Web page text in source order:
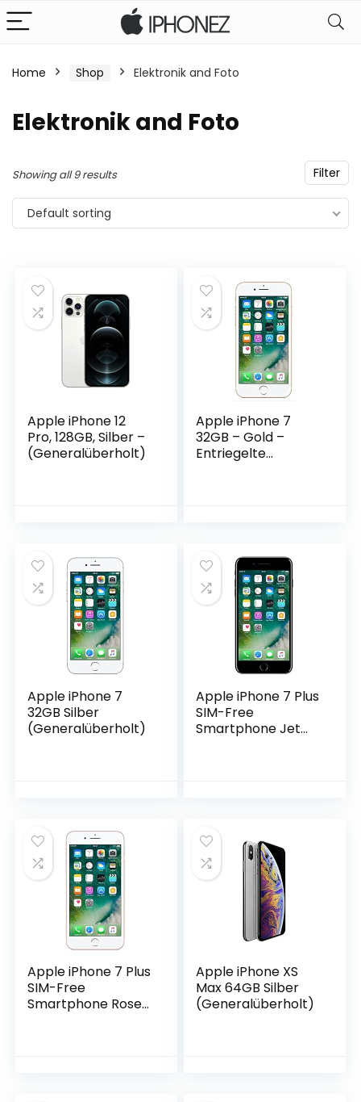
Home Shop Elektronik and Foto
Elektronik and Foto
Filter
Showing all 9 results
Default sorting
Apple iPhone 12
Pro, 128GB, Silber –
(Generalüberholt)
Apple iPhone 7
32GB – Gold –
Entriegelte
Apple iPhone 7
32GB Silber
(Generalüberholt)
Apple iPhone 7 Plus
SIM-Free
Smartphone Jet
Apple iPhone 7 Plus
SIM-Free
Smartphone Rose
Apple iPhone XS
Max 64GB Silber
(Generalüberholt)